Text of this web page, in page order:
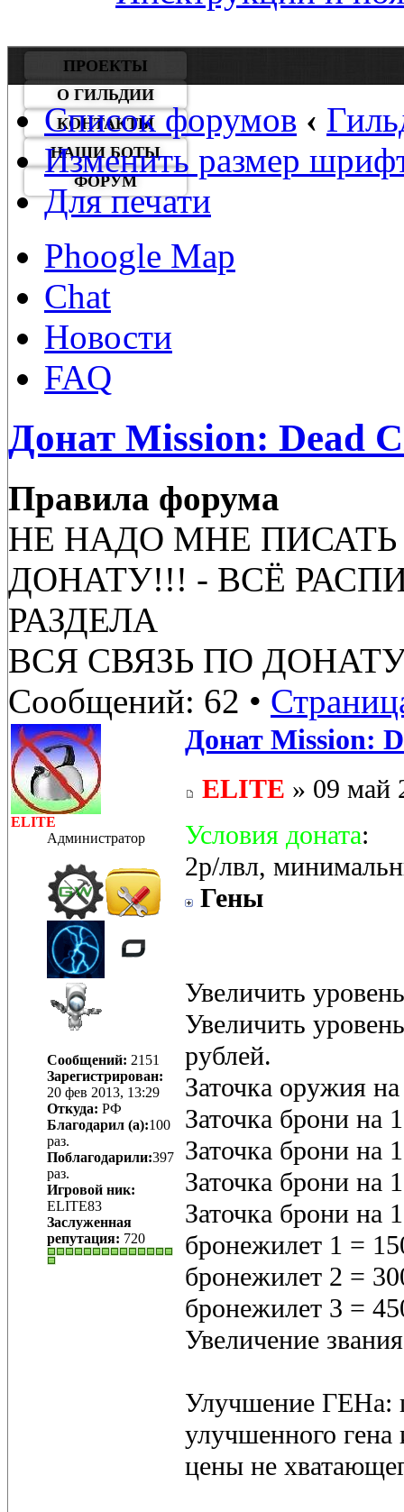
ПРОЕКТЫ
О ГИЛЬДИИ
КОНТАКТЫ
НАШИ БОТЫ
ФОРУМ
Список форумов ‹
Изменить размер
Для печати
Phoogle Map
Chat
Новости
FAQ
Донат Mission: Dead
Правила форума
НЕ НАДО МНЕ
ДОНАТУ!!! - ВСЁ
РАЗДЕЛА
ВСЯ СВЯЗЬ ПО
Сообщений: 62 •
ELITE
Администратор
Сообщений: 2151
Зарегистрирован:
20 фев 2013, 13:29
Откуда: РФ
Благодарил (а):100
раз.
Поблагодарили:397
раз.
Игровой ник:
ELITE83
Заслуженная
репутация: 720
Донат Mission:
ELITE » 09 май
Условия доната:
2р/лвл,
Гены
Увеличить
Увеличить
рублей.
Заточка оружия
Заточка брони на
Заточка брони на
Заточка брони на
Заточка брони на
бронежилет 1 =
бронежилет 2 =
бронежилет 3 =
Увеличение
Улучшение ГЕНа:
улучшенного
цены не